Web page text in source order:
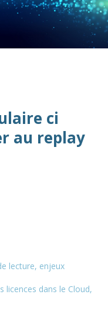
ci
au replay
lecture, enjeux
licences dans le Cloud,